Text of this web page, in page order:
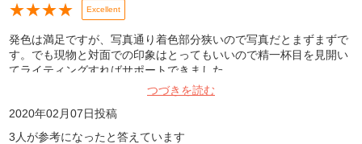
★★★★ Excellent
発色は満足ですが、写真通り着色部分狭いので写真だとまずまずで
す。でも現物と対面での印象はとってもいいので精一杯目を見開い
てライティングすればサポートできました。
つづきを読む
2020年02月07日投稿
3 人が参考になったと答えています